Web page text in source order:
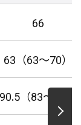
66
63（63～70）
90.5（83～88）